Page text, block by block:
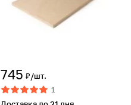
745 ₽/шт.
1